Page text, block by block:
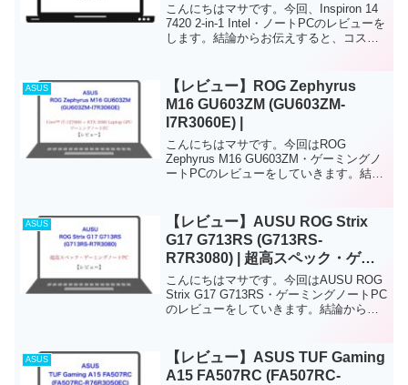
こんにちはマサです。今回、Inspiron 14
7420 2-in-1 Intel・ノートPCのレビューを
します。結論からお伝えすると、コスパ
すため...
ASUS
【レビュー】ROG Zephyrus
M16 GU603ZM (GU603ZM-
I7R3060E) |
こんにちはマサです。今回はROG
Zephyrus M16 GU603ZM・ゲーミングノ
ートPCのレビューをしていきます。結論
ペックゲーミングノートPCです。ハイス
ペッ...
ASUS
【レビュー】AUSU ROG Strix
G17 G713RS (G713RS-
R7R3080) | 超高スペック・ゲー
ミングノートPC
こんにちはマサです。今回はAUSU ROG
Strix G17 G713RS・ゲーミングノートPC
のレビューをしていきます。結論からお
ートPCです。FPSゲームや動画編...
ASUS
【レビュー】ASUS TUF Gaming
A15 FA507RC (FA507RC-